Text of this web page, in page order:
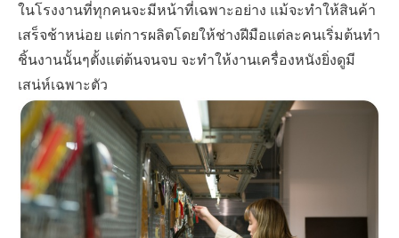
ในโรงงานที่ทุกคนจะมีหน้าที่เฉพาะอย่าง แม้จะทำให้สินค้า
เสร็จช้าหน่อย แต่การผลิตโดยให้ช่างฝีมือแต่ละคนเริ่มต้นทำ
ชิ้นงานนั้นๆตั้งแต่ต้นจนจบ จะทำให้งานเครื่องหนังยิ่งดูมี
เสน่ห์เฉพาะตัว